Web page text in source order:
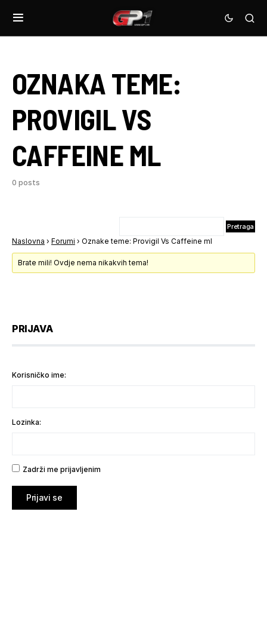
OZNAKA TEME:
PROVIGIL VS
CAFFEINE ML
0 posts
Naslovna › Forumi › Oznake teme: Provigil Vs Caffeine ml
Brate mili! Ovdje nema nikakvih tema!
PRIJAVA
Korisničko ime:
Lozinka:
Zadrži me prijavljenim
Prijavi se